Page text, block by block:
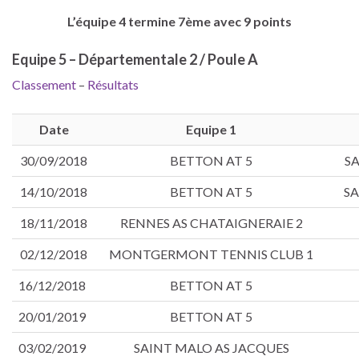
L’équipe 4 termine 7ème avec 9 points
Equipe 5 – Départementale 2 / Poule A
Classement – Résultats
Date Equipe 1
30/09/2018 BETTON AT 5
14/10/2018 BETTON AT 5
18/11/2018 RENNES AS CHATAIGNERAIE 2
02/12/2018 MONTGERMONT TENNIS CLUB 1
16/12/2018 BETTON AT 5
20/01/2019 BETTON AT 5
03/02/2019
SAINT MALO AS JACQUES